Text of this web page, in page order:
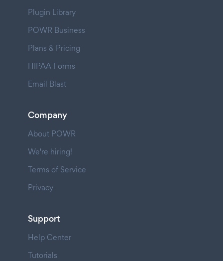
Plugin Library
POWR Business
Plans & Pricing
HIPAA Forms
Email Blast
Company
About POWR
We're hiring!
Terms of Service
Privacy
Support
Help Center
Tutorials